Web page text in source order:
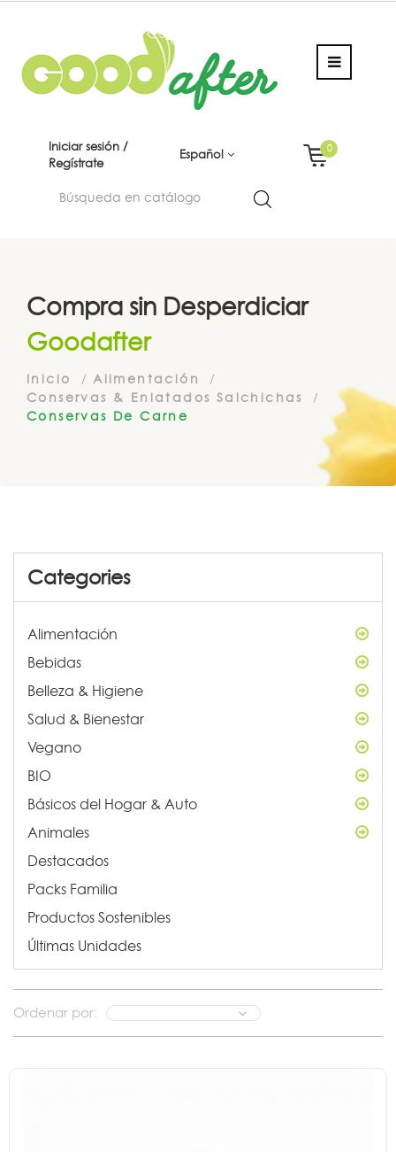
Iniciar sesión /
Regístrate
Español
0
Compra sin Desperdiciar
Goodafter
Inicio
Alimentación
Conservas & Enlatados Salchichas
Conservas De Carne
Categories
Alimentación
Bebidas
Belleza & Higiene
Salud & Bienestar
Vegano
BIO
Básicos del Hogar & Auto
Animales
Destacados
Packs Familia
Productos Sostenibles
Últimas Unidades
Ordenar por: